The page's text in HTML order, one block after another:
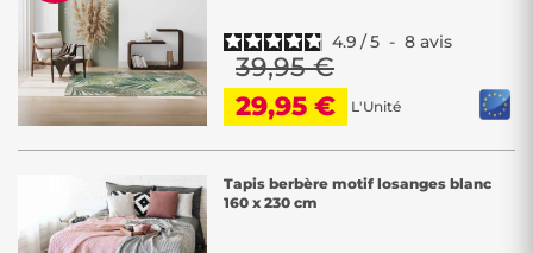
4.9 /5 - 8 avis
39,95 €
29,95 €
L'Unité
Tapis berbère motif losanges blanc
160 x 230 cm